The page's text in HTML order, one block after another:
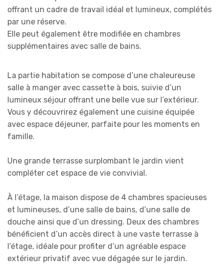
offrant un cadre de travail idéal et lumineux, complétés
par une réserve.
Elle peut également être modifiée en chambres
supplémentaires avec salle de bains.
La partie habitation se compose d’une chaleureuse
salle à manger avec cassette à bois, suivie d’un
lumineux séjour offrant une belle vue sur l’extérieur.
Vous y découvrirez également une cuisine équipée
avec espace déjeuner, parfaite pour les moments en
famille.
Une grande terrasse surplombant le jardin vient
compléter cet espace de vie convivial.
À l’étage, la maison dispose de 4 chambres spacieuses
et lumineuses, d’une salle de bains, d’une salle de
douche ainsi que d’un dressing. Deux des chambres
bénéficient d’un accès direct à une vaste terrasse à
l’étage, idéale pour profiter d’un agréable espace
extérieur privatif avec vue dégagée sur le jardin.